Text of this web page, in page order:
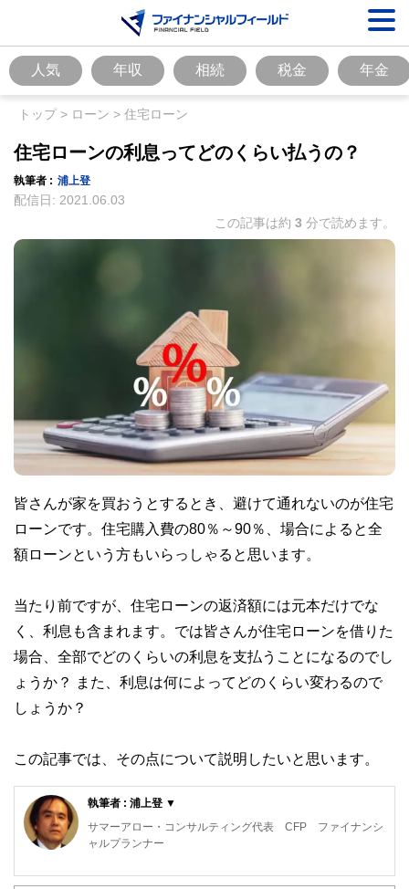
人気 年収 相続 税金 年金
トップ> ローン > 住宅ローン
住宅ローンの利息ってどのくらい払うの？
執筆者 : 浦上登
配信日: 2021.06.03
この記事は約 3 分で読めます。
皆さんが家を買おうとするとき、避けて通れないのが住宅
ローンです。住宅購入費の80％～90％、場合によると全
額ローンという方もいらっしゃると思います。
当たり前ですが、住宅ローンの返済額には元本だけでな
く、利息も含まれます。では皆さんが住宅ローンを借りた
場合、全部でどのくらいの利息を支払うことになるのでし
ょうか？ また、利息は何によってどのくらい変わるので
しょうか？
この記事では、その点について説明したいと思います。
執筆者 : 浦上登 ▼
サマーアロー・コンサルティング代表 CFP ファイナンシ
ャルプランナー
東京の築地生まれ。魚市場や築地本願寺のある下町で育つ。